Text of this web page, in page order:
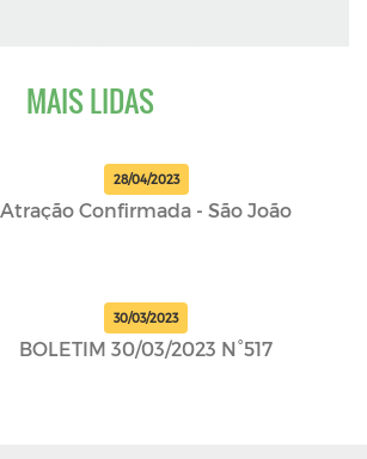
MAIS LIDAS
28/04/2023
Atração Confirmada - São João
30/03/2023
BOLETIM 30/03/2023 N°517